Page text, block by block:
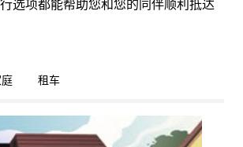
选项都能帮助您和您的同伴顺利抵达
租车